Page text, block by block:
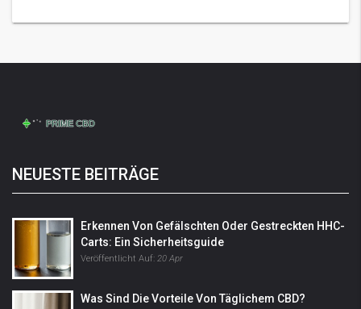
NEUESTE BEITRÄGE
Erkennen Von Gefälschten Oder Gestreckten HHC-
Carts: Ein Sicherheitsguide
Veröffentlicht Auf: 20 Apr
Was Sind Die Vorteile Von Täglichem CBD?